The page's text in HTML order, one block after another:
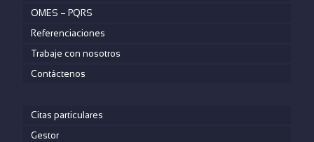
OMES – PQRS
Referenciaciones
Trabaje con nosotros
Contáctenos
Citas particulares
Gestor